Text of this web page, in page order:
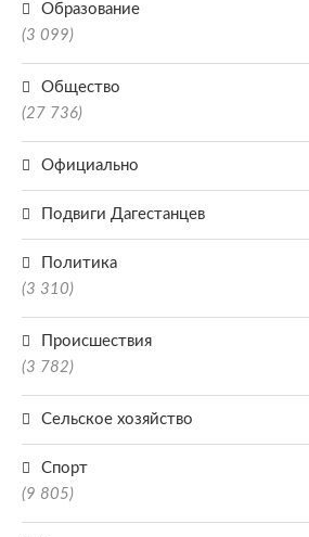
Образование
(3 099)
Общество
(27 736)
Официально
Подвиги Дагестанцев
Политика
(3 310)
Происшествия
(3 782)
Сельское хозяйство
Спорт
(9 805)